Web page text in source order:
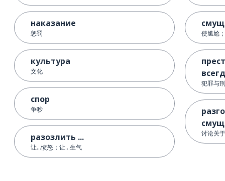
наказание
惩罚
культура
文化
спор
争吵
разозлить ...
让…愤怒；让…生气
使尴尬
犯罪与
讨论关